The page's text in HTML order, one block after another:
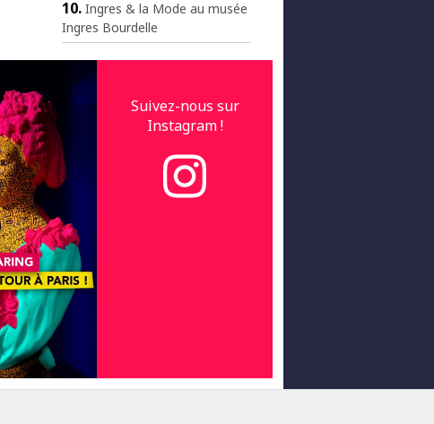
Ingres & la Mode au musée
Ingres Bourdelle
Suivez-nous sur
Instagram !